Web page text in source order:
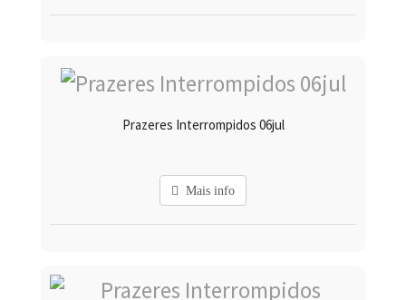
Prazeres Interrompidos 06jul
Mais info